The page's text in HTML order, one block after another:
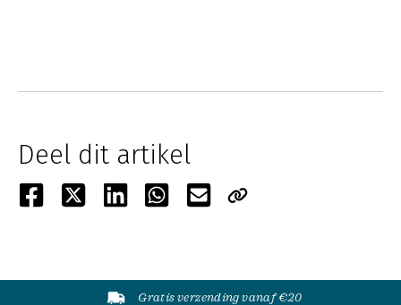
Deel dit artikel
Gratis verzending vanaf €20